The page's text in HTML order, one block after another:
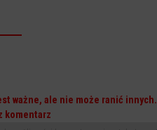
ważne, ale nie może ranić innych.
komentarz